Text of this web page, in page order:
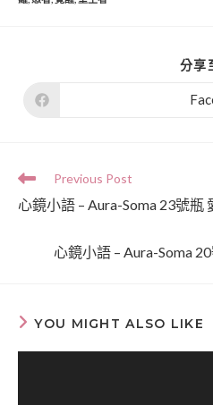
分享
Previous Post
心鏡小語 – Aura-Soma 23號瓶
心鏡小語 – Aura-Soma
YOU MIGHT ALSO LIKE